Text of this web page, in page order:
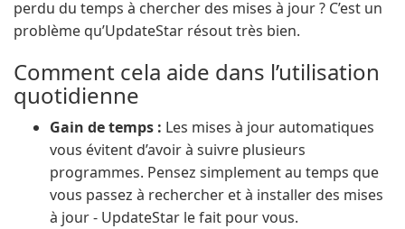
perdu du temps à chercher des mises à jour ? C’est un
problème qu’UpdateStar résout très bien.
Comment cela aide dans l’utilisation
quotidienne
Gain de temps : Les mises à jour automatiques
vous évitent d’avoir à suivre plusieurs
programmes. Pensez simplement au temps que
vous passez à rechercher et à installer des mises
à jour - UpdateStar le fait pour vous.